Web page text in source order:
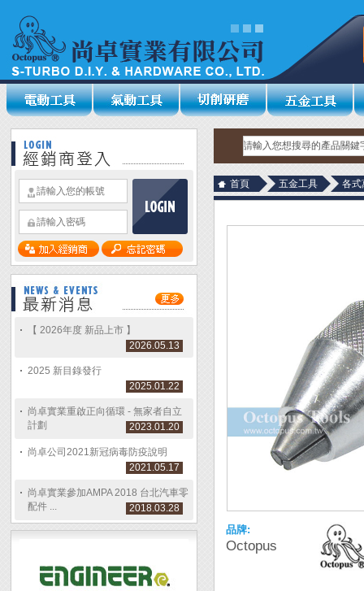
【 2026年度 新品上市 】
2026.05.13
2025 新目錄發行
2025.01.22
尚卓實業重啟正向循環 - 無家者自立
計劃
2023.01.20
尚卓公司2021新冠病毒防疫說明
2021.05.17
尚卓實業參加AMPA 2018 台北汽車零
配件 ...
2018.03.28
首頁 五金工具 各式
品牌:
Octopus